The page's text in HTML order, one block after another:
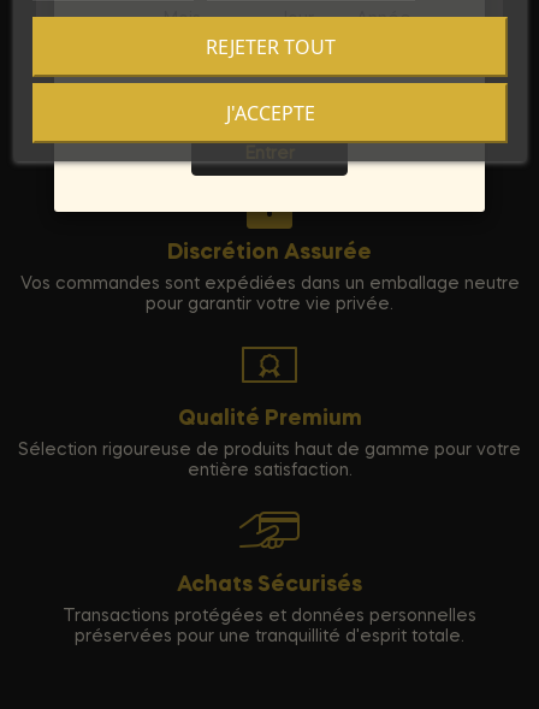
Discrétion Assurée
Vos commandes sont expédiées dans un emballage neutre
pour garantir votre vie privée.
Qualité Premium
Sélection rigoureuse de produits haut de gamme pour votre
entière satisfaction.
Achats Sécurisés
Transactions protégées et données personnelles
préservées pour une tranquillité d'esprit totale.
REJETER TOUT
J'ACCEPTE
Mois
Jour Année
Sortie